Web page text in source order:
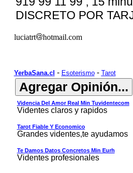
DISCRETO POR
luciatrt hotmail.com
YerbaSana.cl - Esoterismo- Tarot
Videncia Del Amor Real Min Tuvidentecom
Videntes claros y rapidos
Tarot Fiable Y Economico
Grandes videntes,te ayudamos
Te Damos Datos Concretos Min Eurh
Videntes profesionales